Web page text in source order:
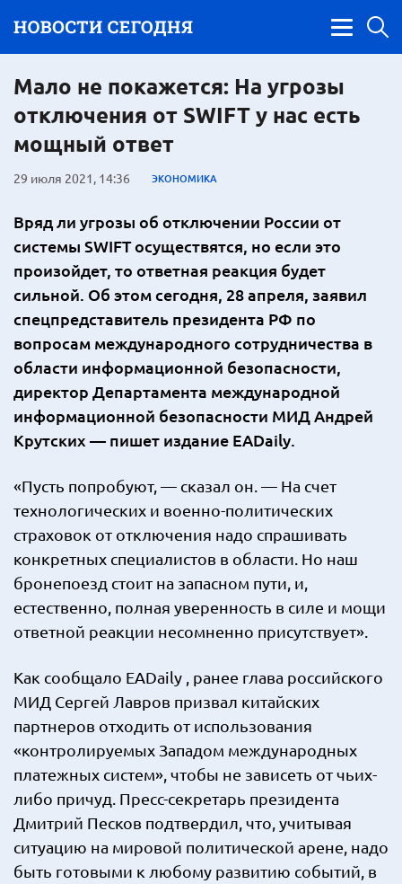
Мало не покажется: На угрозы
отключения от SWIFT у нас есть
мощный ответ
29 июля 2021, 14:36 ЭКОНОМИКА
Вряд ли угрозы об отключении России от
системы SWIFT осуществятся, но если это
произойдет, то ответная реакция будет
сильной. Об этом сегодня, 28 апреля, заявил
спецпредставитель президента РФ по
вопросам международного сотрудничества в
области информационной безопасности,
директор Департамента международной
информационной безопасности МИД Андрей
Крутских — пишет издание EADaily.
«Пусть попробуют, — сказал он. — На счет
технологических и военно-политических
страховок от отключения надо спрашивать
конкретных специалистов в области. Но наш
бронепоезд стоит на запасном пути, и,
естественно, полная уверенность в силе и мощи
ответной реакции несомненно присутствует».
Как сообщало EADaily , ранее глава российского
МИД Сергей Лавров призвал китайских
партнеров отходить от использования
«контролируемых Западом международных
платежных систем», чтобы не зависеть от чьих-
либо причуд. Пресс-секретарь президента
Дмитрий Песков подтвердил, что, учитывая
ситуацию на мировой политической арене, надо
быть готовыми к любому развитию событий, в